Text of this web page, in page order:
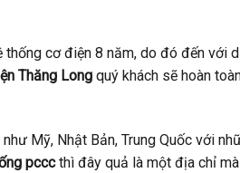
cơ điện 8 năm, do đó đến với
Thăng Long quý khách sẽ hoàn
Mỹ, Nhật Bản, Trung Quốc với
pcccthì đây quả là một địa chỉ mà